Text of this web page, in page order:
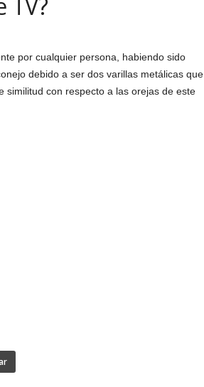
por cualquier persona, habiendo sido
debido a ser dos varillas metálicas que
similitud con respecto a las orejas de este